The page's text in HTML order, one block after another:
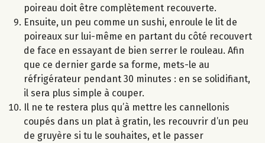
poireau doit être complètement recouverte.
Ensuite, un peu comme un sushi, enroule le lit de
poireaux sur lui-même en partant du côté recouvert
de face en essayant de bien serrer le rouleau. Afin
que ce dernier garde sa forme, mets-le au
réfrigérateur pendant 30 minutes : en se solidifiant,
il sera plus simple à couper.
Il ne te restera plus qu’à mettre les cannellonis
coupés dans un plat à gratin, les recouvrir d’un peu
de gruyère si tu le souhaites, et le passer